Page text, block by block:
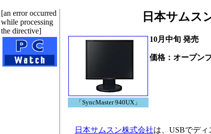
[an error occurred
while processing
the directive]
日本サムス
「SyncMaster 940UX」
10月中旬 発売
価格：オープン
日本サムスン株式会社は、USBでディ